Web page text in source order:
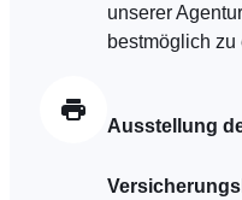
unserer
bestmöglich zu
Ausstellung